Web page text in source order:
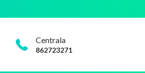
Centrala
862723271